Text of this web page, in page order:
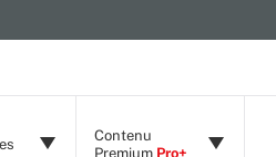
Contenu
Premium Pro+